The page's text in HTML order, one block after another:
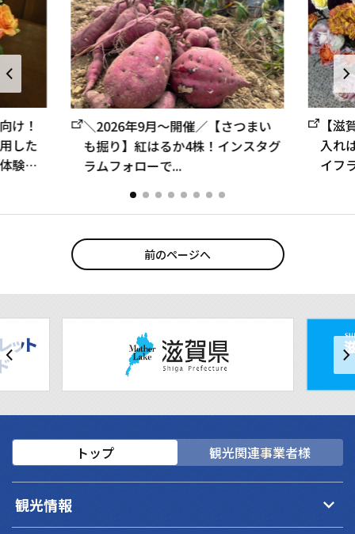
け！
した
験」
＼2026年9月～開催／【さつまい
も掘り】紅はるか4株！インスタグ
ラムフォローで...
【
入れ
イフ
前のページへ
トップ 観光関連事業者様
観光情報 keyboard_arrow_down